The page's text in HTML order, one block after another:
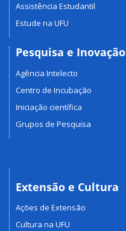
Assistência Estudantil
Estude na UFU
Pesquisa e Inovação
Agência Intelecto
Centro de Incubação
Iniciação científica
Grupos de Pesquisa
Extensão e Cultura
Ações de Extensão
Cultura na UFU